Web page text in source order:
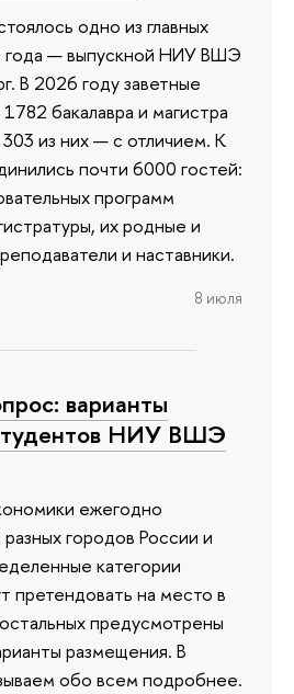
одно из главных
года — выпускной НИУ ВШЭ
В 2026 году заветные
бакалавра и магистра
из них — с отличием. К
почти 6000 гостей:
программ
их родные и
и наставники.
8 июля
варианты
НИУ ВШЭ
ежегодно
городов России и
категории
претендовать на место в
предусмотрены
размещения. В
обо всем подробнее.